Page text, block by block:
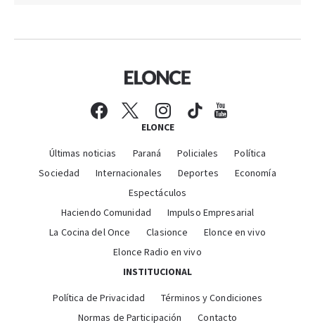
ELONCE
Últimas noticias Paraná Policiales
Política
Sociedad
Internacionales Deportes
Economía
Espectáculos
Haciendo Comunidad
Impulso Empresarial
La Cocina del Once
Clasionce
Elonce en vivo
Elonce Radio en vivo
INSTITUCIONAL
Política de Privacidad
Términos y Condiciones
Normas de Participación
Contacto